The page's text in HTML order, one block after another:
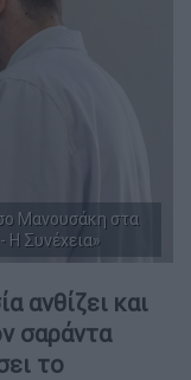
Μανουσάκη στα
Η Συνέχεια»
ανθίζει και
σαράντα
το